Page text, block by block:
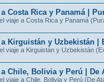
Costa Rica y Panamá |
viaje a Costa Rica y Panamá
Kirguistán y Uzbekistán |
viaje a Kirguistán y Uzbekistán
Chile, Bolivia y Perú | De
viaje a Chile, Bolivia y Perú (De